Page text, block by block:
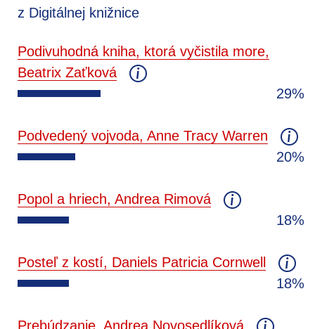
z Digitálnej knižnice
Podivuhodná kniha, ktorá vyčistila more,
Beatrix Zaťková
29%
Podvedený vojvoda, Anne Tracy Warren
20%
Popol a hriech, Andrea Rimová
18%
Posteľ z kostí, Daniels Patricia Cornwell
18%
Prebúdzanie, Andrea Novosedlíková